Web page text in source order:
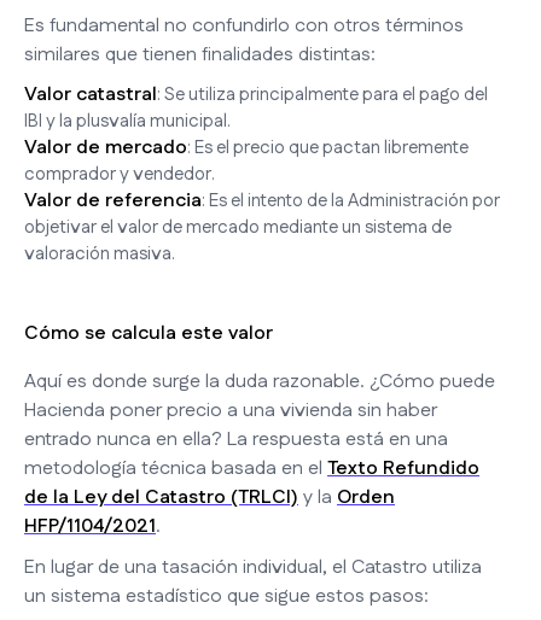
Es fundamental no confundirlo con otros términos
similares que tienen finalidades distintas:
Valor catastral: Se utiliza principalmente para el pago del
IBI y la plusvalía municipal.
Valor de mercado: Es el precio que pactan libremente
comprador y vendedor.
Valor de referencia: Es el intento de la Administración por
objetivar el valor de mercado mediante un sistema de
valoración masiva.
Cómo se calcula este valor
Aquí es donde surge la duda razonable. ¿Cómo puede
Hacienda poner precio a una vivienda sin haber
entrado nunca en ella? La respuesta está en una
metodología técnica basada en el Texto Refundido
de la Ley del Catastro (TRLCI) y la Orden
HFP/1104/2021.
En lugar de una tasación individual, el Catastro utiliza
un sistema estadístico que sigue estos pasos: